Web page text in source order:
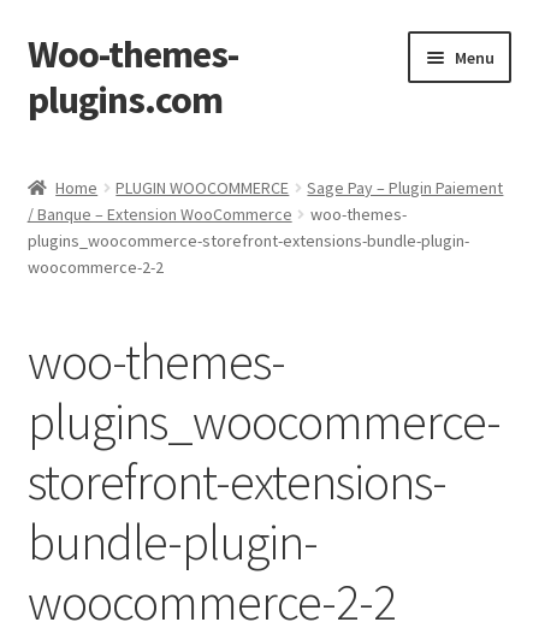
Skip
to
navigation
Skip
to
content
Woo-themes-
plugins.com
Menu
Home PLUGIN WOOCOMMERCE
Sage Pay – Plugin Paiement
/ Banque – Extension WooCommerce
woo-themes-
plugins_woocommerce-storefront-extensions-bundle-plugin-
woocommerce-2-2
woo-themes-
plugins_woocommerce-
storefront-extensions-
bundle-plugin-
woocommerce-2-2